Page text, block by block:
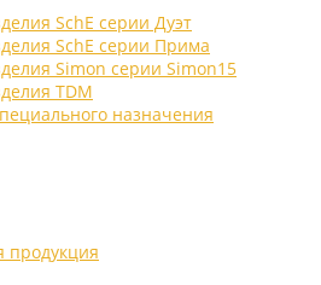
SchE серии Дуэт
SchE серии Прима
Simon серии Simon15
TDM
назначения
продукция